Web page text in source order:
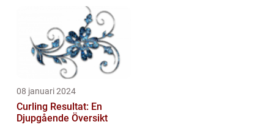
08 januari 2024
Curling Resultat: En
Djupgående Översikt